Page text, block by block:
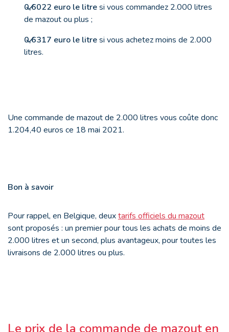
0,6022 euro le litresi vous commandez 2.000 litres
de mazout ou plus ;
0,6317 euro le litresi vous achetez moins de 2.000
litres.
Une commande de mazout de 2.000 litres vous coûte donc
1.204,40 euros ce 18 mai 2021.
Bon à savoir
Pour rappel, en Belgique, deuxtarifs officiels du mazout
sont proposés : un premier pour tous les achats de moins de
2.000 litres et un second, plus avantageux, pour toutes les
livraisons de 2.000 litres ou plus.
Le prix de la commande de mazout en